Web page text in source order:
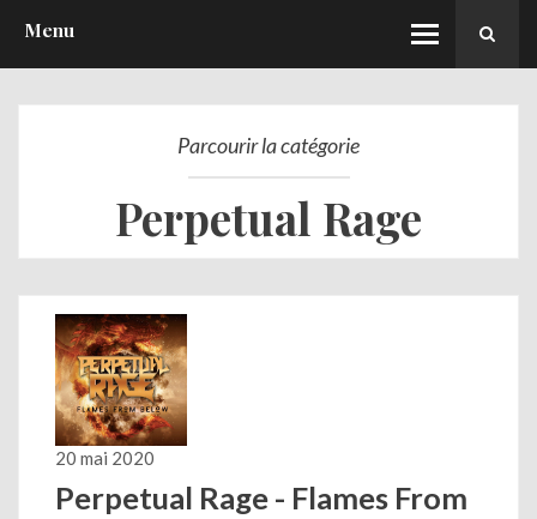
Menu
Parcourir la catégorie
Perpetual Rage
20 mai 2020
Perpetual Rage - Flames From